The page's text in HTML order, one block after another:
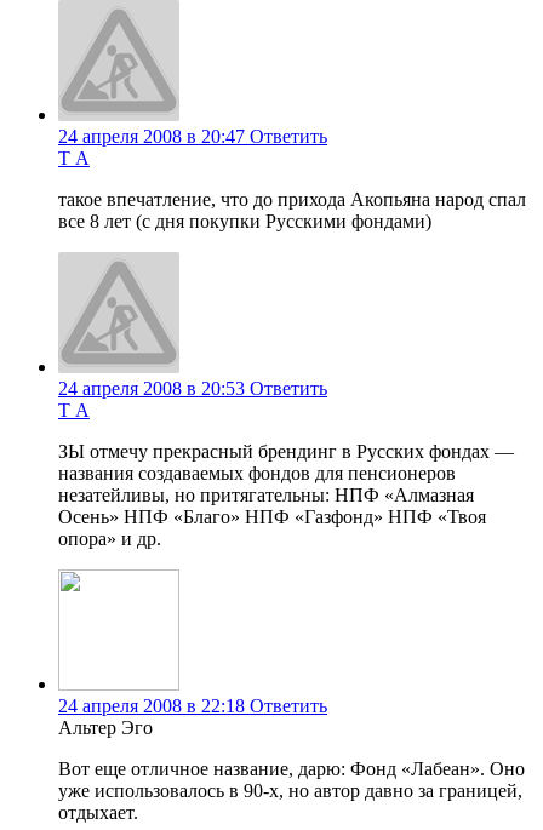
24 апреля 2008 в 20:47 Ответить
Т А
такое впечатление, что до прихода Акопьяна народ спал
все 8 лет (с дня покупки Русскими фондами)
24 апреля 2008 в 20:53 Ответить
Т А
ЗЫ отмечу прекрасный брендинг в Русских фондах —
названия создаваемых фондов для пенсионеров
незатейливы, но притягательны: НПФ «Алмазная
Осень» НПФ «Благо» НПФ «Газфонд» НПФ «Твоя
опора» и др.
24 апреля 2008 в 22:18 Ответить
Альтер Эго
Вот еще отличное название, дарю: Фонд «Лабеан». Оно
уже использовалось в 90-х, но автор давно за границей,
отдыхает.